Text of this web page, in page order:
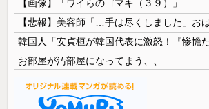
【画像】「ワイらのゴマキ（３９）」
【悲報】美容師「…手は尽くしました」
お部屋が汚部屋になってまう、、